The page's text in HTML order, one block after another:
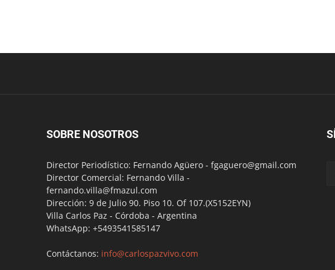
SOBRE NOSOTROS
Director Periodístico: Fernando Agüero - fgaguero@gmail.com
Director Comercial: Fernando Villa -
fernando.villa@fmazul.com
Dirección: 9 de Julio 90. Piso 10. Of 107.(X5152EYN)
Villa Carlos Paz - Córdoba - Argentina
WhatsApp: +5493541585147
Contáctanos: info@carlospazvivo.com